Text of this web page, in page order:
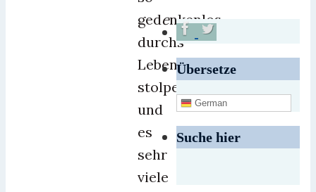
gedenkenlos
durchs
Leben
stolpern
und
es
sehr
viele
Übersetze
German
Suche hier